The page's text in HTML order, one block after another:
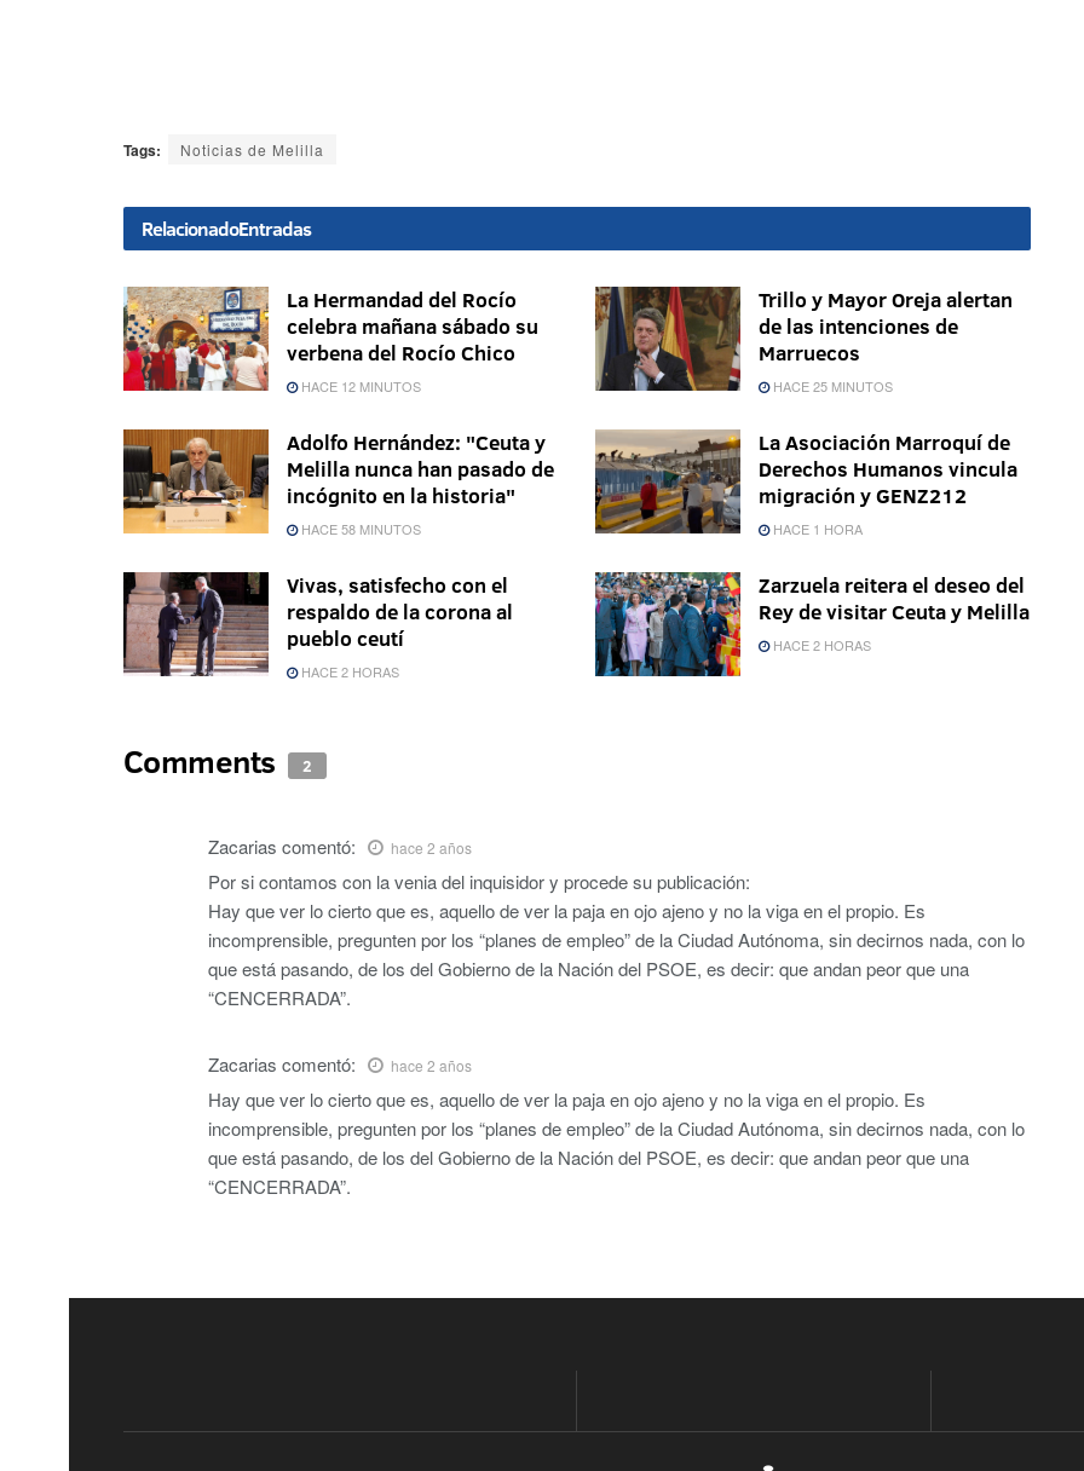
Tags: Noticias de Melilla
RelacionadoEntradas
La Hermandad del Rocío
celebra mañana sábado su
verbena del Rocío Chico
HACE 12 MINUTOS
Trillo y Mayor Oreja alertan
de las intenciones de
Marruecos
HACE 25 MINUTOS
Adolfo Hernández: "Ceuta y
Melilla nunca han pasado de
incógnito en la historia"
HACE 58 MINUTOS
La Asociación Marroquí de
Derechos Humanos vincula
migración y GENZ212
HACE 1 HORA
Vivas, satisfecho con el
respaldo de la corona al
pueblo ceutí
HACE 2 HORAS
Zarzuela reitera el deseo del
Rey de visitar Ceuta y Melilla
HACE 2 HORAS
Comments 2
Zacarias comentó: hace 2 años
Por si contamos con la venia del inquisidor y procede su publicación:
Hay que ver lo cierto que es, aquello de ver la paja en ojo ajeno y no la viga en el propio. Es
incomprensible, pregunten por los “planes de empleo” de la Ciudad Autónoma, sin decirnos nada, con lo
que está pasando, de los del Gobierno de la Nación del PSOE, es decir: que andan peor que una
“CENCERRADA”.
Zacarias comentó: hace 2 años
Hay que ver lo cierto que es, aquello de ver la paja en ojo ajeno y no la viga en el propio. Es
incomprensible, pregunten por los “planes de empleo” de la Ciudad Autónoma, sin decirnos nada, con lo
que está pasando, de los del Gobierno de la Nación del PSOE, es decir: que andan peor que una
“CENCERRADA”.